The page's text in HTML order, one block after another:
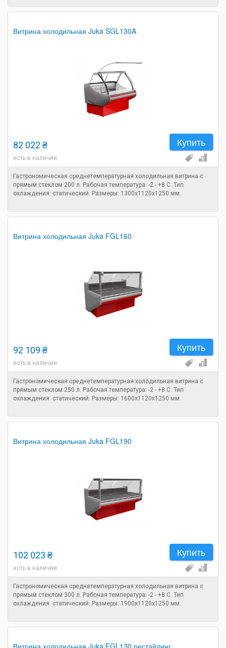
Витрина холодильная Juka SGL130A
Купить
82 022 ₴
есть в наличии
Гастрономическая среднетемпературная холодильная витрина с
прямым стеклом 200 л. Рабочая температура: -2 - +8 C. Тип
охлаждения: статический. Размеры: 1300х1120х1250 мм.
Витрина холодильная Juka FGL160
Купить
92 109 ₴
есть в наличии
Гастрономическая среднетемпературная холодильная витрина с
прямым стеклом 250 л. Рабочая температура: -2 - +8 C. Тип
охлаждения: статический. Размеры: 1600х1120х1250 мм.
Витрина холодильная Juka FGL190
Купить
102 023 ₴
есть в наличии
Гастрономическая среднетемпературная холодильная витрина с
прямым стеклом 300 л. Рабочая температура: -2 - +8 C. Тип
охлаждения: статический. Размеры: 1900х1120х1250 мм.
Витрина холодильная Juka FGL130 рестайлинг